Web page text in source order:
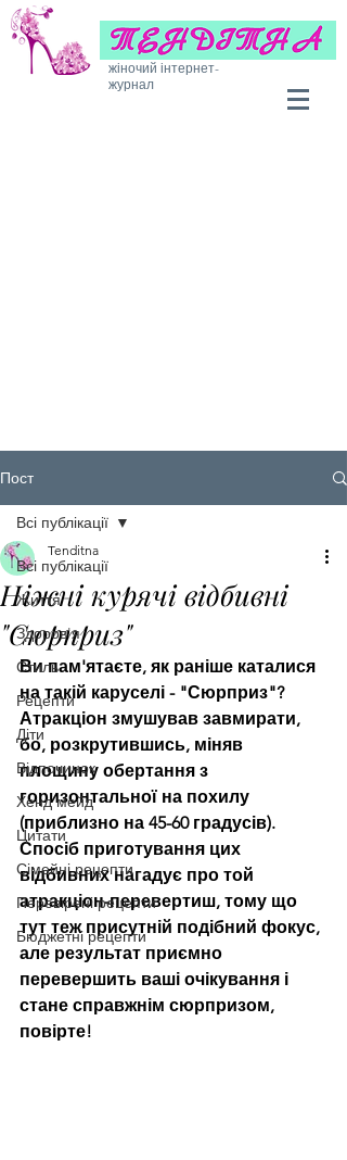
жіночий інтернет-
журнал
Пост
Всі публікації
Життя
Здоров'я
Стиль
Рецепти
Діти
Відпочинок
Хенд мейд
Цитати
Сімейні рецепти
Перевірені рецепти
Бюджетні рецепти
Всі публікації
Ніжні курячі відбивні
"Сюрприз"
Tenditna
Ви пам'ятаєте, як раніше каталися
на такій каруселі - "Сюрприз"?
Атракціон змушував завмирати,
бо, розкрутившись, міняв
площину обертання з
горизонтальної на похилу
(приблизно на 45-60 градусів).
Спосіб приготування цих
відбивних нагадує про той
атракціон-перевертиш, тому що
тут теж присутній подібний фокус,
але результат приємно
перевершить ваші очікування і
стане справжнім сюрпризом,
повірте!